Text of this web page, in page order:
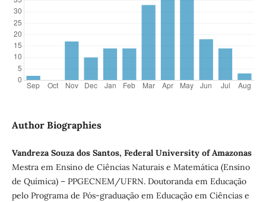
Author Biographies
Vandreza Souza dos Santos, Federal University of Amazonas
Mestra em Ensino de Ciências Naturais e Matemática (Ensino
de Química) – PPGECNEM/UFRN. Doutoranda em Educação
pelo Programa de Pós-graduação em Educação em Ciências e